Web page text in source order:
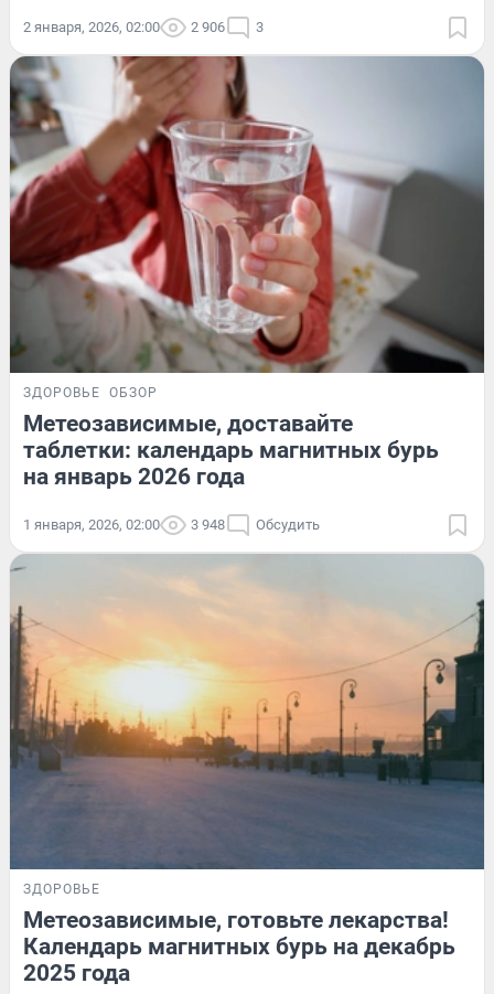
2 января, 2026, 02:00 2 906 3
ЗДОРОВЬЕ ОБЗОР
Метеозависимые, доставайте
таблетки: календарь магнитных бурь
на январь 2026 года
1 января, 2026, 02:00 3 948 Обсудить
ЗДОРОВЬЕ
Метеозависимые, готовьте лекарства!
Календарь магнитных бурь на декабрь
2025 года